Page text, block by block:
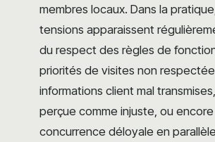
membres locaux. Dans la
tensions apparaissent
du respect des règles de
priorités de visites non
informations client mal
perçue comme injuste, ou encore
concurrence déloyale en